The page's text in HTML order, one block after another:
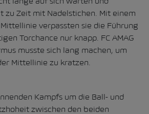
zu Zeit mit Nadelstichen. Mit einem
verpassten sie die Führung
Torchance nur knapp. FC AMAG
musste sich lang machen, um
Mittellinie zu kratzen.
Kampfs um die Ball- und
zwischen den beiden